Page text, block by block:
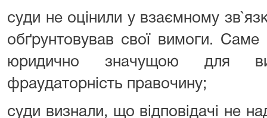
суди не оцінили у взаємному
обґрунтовував свої вимоги. Саме
юридично значущою для
фраудаторність правочину;
суди визнали, що відповідачі не